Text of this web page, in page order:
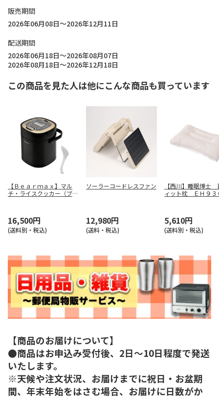
販売期間
2026年06月08日～2026年12月11日
配送期間
2026年06月18日～2026年08月07日
2026年08月18日～2026年12月18日
この商品を見た人は他にこんな商品も買っています
【Ｂｅａｒｍａｘ】マル
チ・ライスクッカー（ブラ
16,500円
(送料別・税込)
ソーラーコードレスファン
12,980円
(送料・税込)
【西川】睡眠博士
ィット枕 ＥＨ９３
5,610円
(送料別・税込)
【商品のお届けについて】
●商品はお申込み受付後、2日～10日程度で発送
いたします。
※天候や注文状況、お届けまでに祝日・お盆期
間、年末年始をはさむ場合、お届けに日数がか